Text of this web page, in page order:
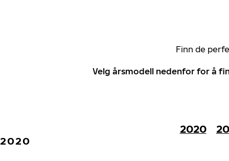
Finn de
Velg årsmodell nedenfor for å
2020
2020